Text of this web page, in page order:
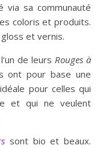
via sa communauté
coloris et produits.
et vernis.
de leursRouges à
ont pour base une
pour celles qui
et qui ne veulent
sont bio et beaux.